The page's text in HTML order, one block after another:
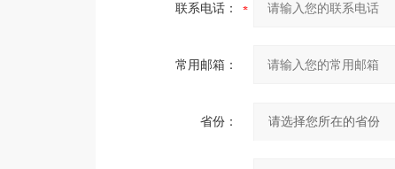
联系电话：
常用邮箱：
省份：